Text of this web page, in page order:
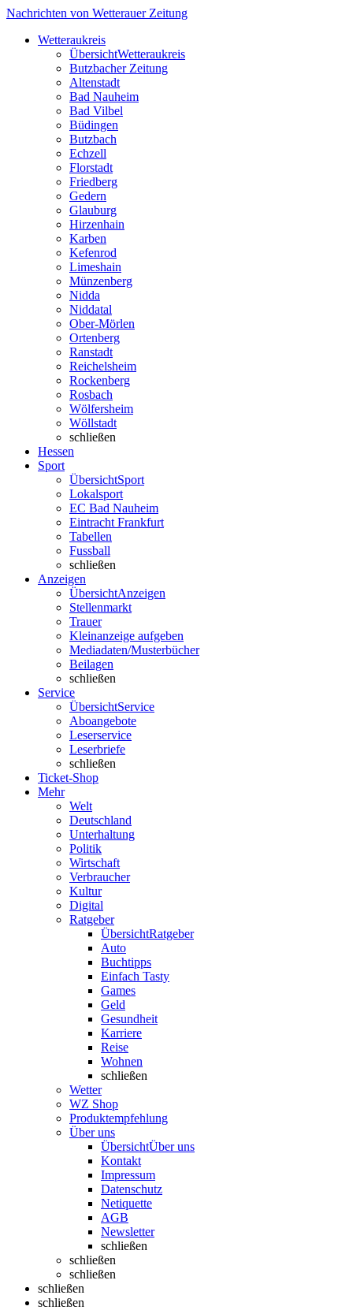
Nachrichten von Wetterauer Zeitung
Wetteraukreis
ÜbersichtWetteraukreis
Butzbacher Zeitung
Altenstadt
Bad Nauheim
Bad Vilbel
Büdingen
Butzbach
Echzell
Florstadt
Friedberg
Gedern
Glauburg
Hirzenhain
Karben
Kefenrod
Limeshain
Münzenberg
Nidda
Niddatal
Ober-Mörlen
Ortenberg
Ranstadt
Reichelsheim
Rockenberg
Rosbach
Wölfersheim
Wöllstadt
schließen
Hessen
Sport
ÜbersichtSport
Lokalsport
EC Bad Nauheim
Eintracht Frankfurt
Tabellen
Fussball
schließen
Anzeigen
ÜbersichtAnzeigen
Stellenmarkt
Trauer
Kleinanzeige aufgeben
Mediadaten/Musterbücher
Beilagen
schließen
Service
ÜbersichtService
Aboangebote
Leserservice
Leserbriefe
schließen
Ticket-Shop
Mehr
Welt
Deutschland
Unterhaltung
Politik
Wirtschaft
Verbraucher
Kultur
Digital
Ratgeber
ÜbersichtRatgeber
Auto
Buchtipps
Einfach Tasty
Games
Geld
Gesundheit
Karriere
Reise
Wohnen
schließen
Wetter
WZ Shop
Produktempfehlung
Über uns
ÜbersichtÜber uns
Kontakt
Impressum
Datenschutz
Netiquette
AGB
Newsletter
schließen
schließen
schließen
schließen
schließen